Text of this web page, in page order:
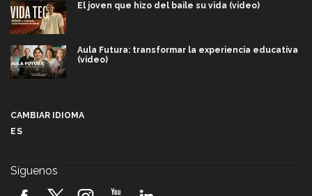
El joven que hizo del baile su vida (video)
Aula Futura: transformar la experiencia educativa
(video)
2026! (video)
CAMBIAR IDIOMA
ES
Síguenos